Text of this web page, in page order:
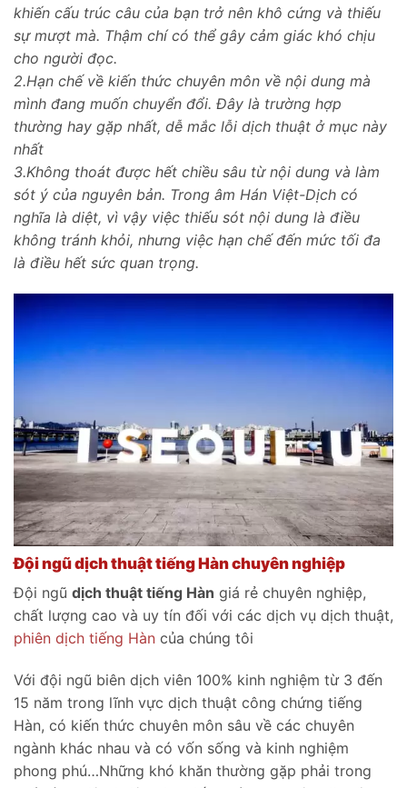
khiến cấu trúc câu của bạn trở nên khô cứng và thiếu
sự mượt mà. Thậm chí có thể gây cảm giác khó chịu
cho người đọc.
2.Hạn chế về kiến thức chuyên môn về nội dung mà
mình đang muốn chuyển đổi. Đây là trường hợp
thường hay gặp nhất, dễ mắc lỗi dịch thuật ở mục này
nhất
3.Không thoát được hết chiều sâu từ nội dung và làm
sót ý của nguyên bản. Trong âm Hán Việt-Dịch có
nghĩa là diệt, vì vậy việc thiếu sót nội dung là điều
không tránh khỏi, nhưng việc hạn chế đến mức tối đa
là điều hết sức quan trọng.
Đội ngũ dịch thuật tiếng Hàn chuyên nghiệp
Đội ngũ dịch thuật tiếng Hàn giá rẻ chuyên nghiệp,
chất lượng cao và uy tín đối với các dịch vụ dịch thuật,
phiên dịch tiếng Hàn của chúng tôi
Với đội ngũ biên dịch viên 100% kinh nghiệm từ 3 đến
15 năm trong lĩnh vực dịch thuật công chứng tiếng
Hàn, có kiến thức chuyên môn sâu về các chuyên
ngành khác nhau và có vốn sống và kinh nghiệm
phong phú…Những khó khăn thường gặp phải trong